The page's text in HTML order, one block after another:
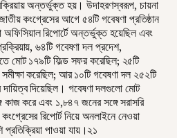
অন্তর্ভুক্ত হয়। উদাহরণস্বরূপ, চায়না
কংগ্রেসের আগে ৫৪টি গবেষণা প্রতিষ্ঠান
অফিসিয়াল রিপোর্টে অন্তর্ভুক্ত হয়েছিল এবং
৬৪টি গবেষণা দল প্রদেশ,
মোট ১৭৯টি ফিল্ড সফর করেছিল; ২৫টি
করেছিল; আর ১০টি গবেষণা দল ২৫২টি
দায়িত্ব দিয়েছিল। গবেষণা দলগুলো মোট
করে এবং ১,৮৪৭ জনের সঙ্গে সরাসরি
রিপোর্ট নিয়ে অনলাইনে নেওয়া
প্রতিক্রিয়া পাওয়া যায়।২১